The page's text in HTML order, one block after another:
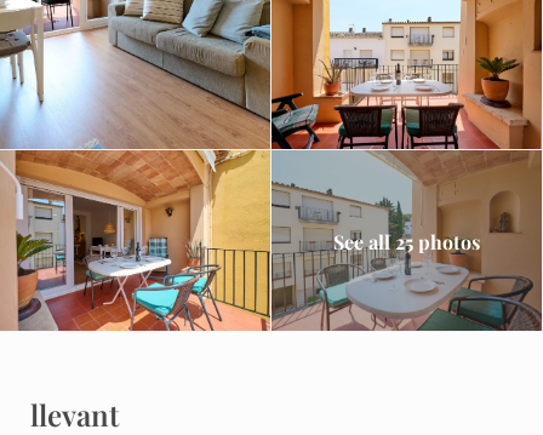
See all 25 photos
llevant